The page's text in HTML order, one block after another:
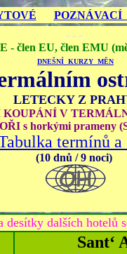
POZNÁVACÍ
- - -
- člen EU, člen EMU
DNEŠNÍ KURZY MĚN
LETECKY Z
KOUPÁNÍ V
s horkými prameny
termínů a
(10 dnů / 9 noci)
desítky dalších hotelů
Sant‘